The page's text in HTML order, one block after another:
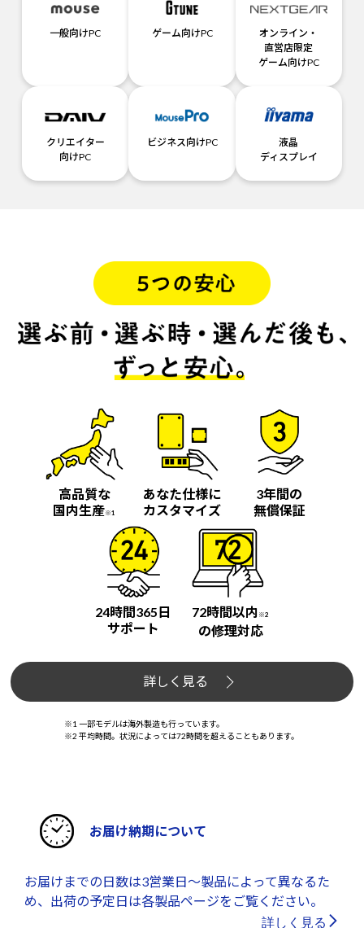
一般向けPC ゲーム向けPC
オンライン・
直営店限定
ゲーム向けPC
クリエイター
向けPC
ビジネス向けPC
液晶
ディスプレイ
高品質な
国内生産※1
あなた仕様に
カスタマイズ
3年間の
無償保証
24時間365日
サポート
72時間以内 ※2
の修理対応
詳しく見る
※1 一部モデルは海外製造も行っています。
※2 平均時間。状況によっては72時間を超えることもあります。
お届け納期について
お届けまでの日数は3営業日～製品によって異なるた
め、出荷の予定日は各製品ページをご覧ください。
詳しく見る